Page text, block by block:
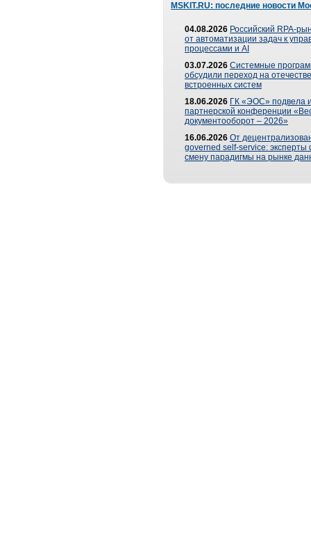
MSKIT.RU: последние новости
04.08.2026 Российский RPA-
от автоматизации задач к
процессами и AI
03.07.2026 Системные
обсудили переход на
встроенных систем
18.06.2026 ГК «ЭОС» подвела
партнерской конференции
документооборот – 2026»
16.06.2026 От
governed self-service: эксперты
смену парадигмы на рынке